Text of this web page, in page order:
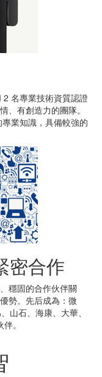
名專業技術資質認證
、有創造力的團隊。
業知識，具備較強的
密合作
穩固的合作伙伴關
勢。先后成為：微
山石、海康、大華、
。